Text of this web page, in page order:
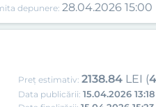
depunere: 28.04.2026 15:00
Preț estimativ:2138.84 LEI (
Data publicării:15.04.2026 13:18